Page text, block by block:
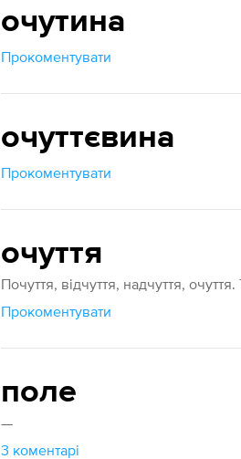
очутина
Прокоментувати
очуттєвина
Прокоментувати
очуття
Почуття, відчуття, надчуття,
Прокоментувати
поле
—
3 коментарі